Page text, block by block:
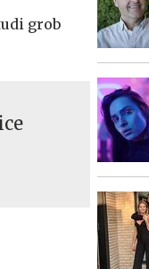
grob